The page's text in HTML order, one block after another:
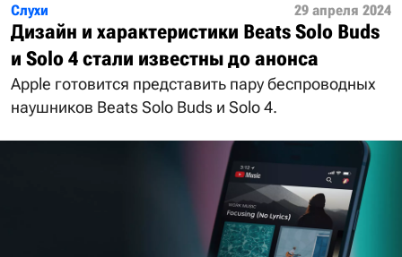
Слухи 29 апреля 2024
Дизайн и характеристики Beats Solo Buds
и Solo 4 стали известны до анонса
Apple готовится представить пару беспроводных
наушников Beats Solo Buds и Solo 4.